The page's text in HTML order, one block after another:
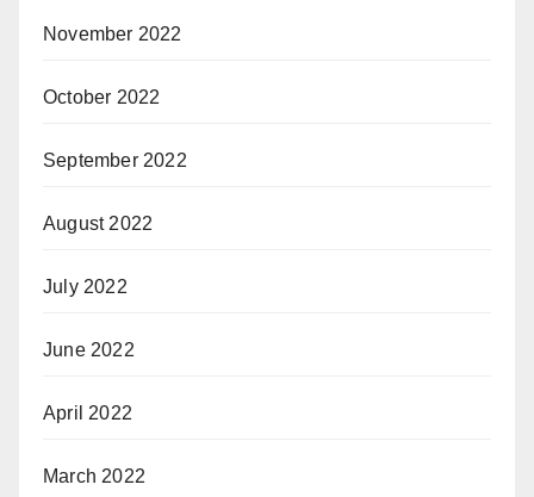
November 2022
October 2022
September 2022
August 2022
July 2022
June 2022
April 2022
March 2022